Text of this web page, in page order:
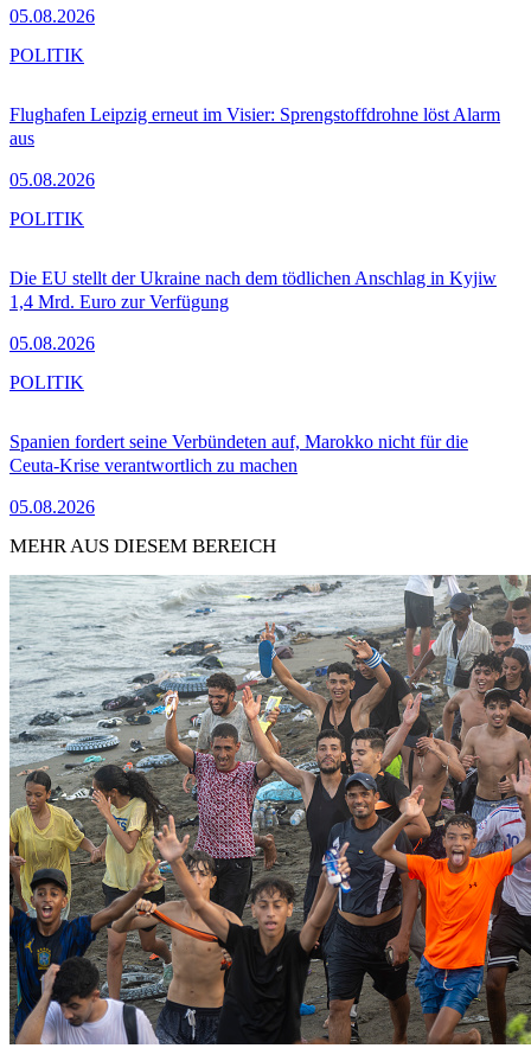
05.08.2026
Flughafen Leipzig erneut im Visier: Sprengstoffdrohne löst Alarm
aus
05.08.2026
POLITIK
Die EU stellt der Ukraine nach dem tödlichen Anschlag in Kyjiw
1,4 Mrd. Euro zur Verfügung
05.08.2026
POLITIK
Spanien fordert seine Verbündeten auf, Marokko nicht für die
Ceuta-Krise verantwortlich zu machen
05.08.2026
POLITIK
MEHR AUS DIESEM BEREICH